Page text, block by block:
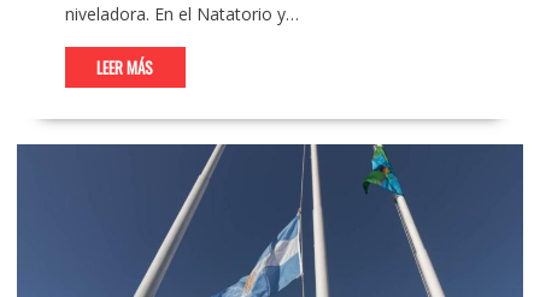
niveladora. En el Natatorio y…
LEER MÁS